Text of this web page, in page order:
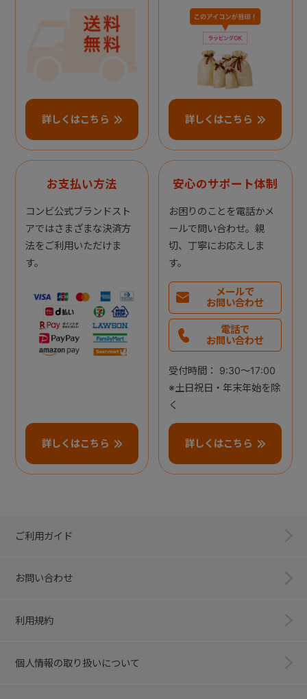
詳しくはこちら 詳しくはこちら
お支払い方法
コンビ公式ブランドスト
アではさまざまな決済方
法をご利用いただけま
す。
詳しくはこちら
安心のサポート体制
お困りのことを電話かメ
ールで問い合わせ。親
切、丁寧にお応えしま
す。
メールで
お問い合わせ
電話で
お問い合わせ
受付時間： 9:30～17:00
※土日祝日・年末年始を除
く
詳しくはこちら
ご利用ガイド
お問い合わせ
利用規約
個人情報の取り扱いについて